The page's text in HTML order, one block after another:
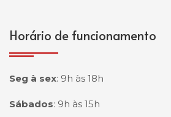
Horário de funcionamento
Seg à sex: 9h às 18h
Sábados: 9h às 15h